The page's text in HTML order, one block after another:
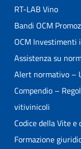
RT-LAB Vino
Bandi OCM
OCM Investimenti
Assistenza su
Alert normativo –
Compendio –
vitivinicoli
Codice della Vite
Formazione